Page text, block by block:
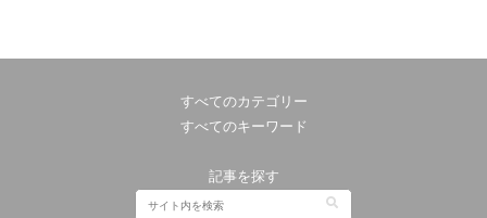
すべてのカテゴリー
すべてのキーワード
記事を探す